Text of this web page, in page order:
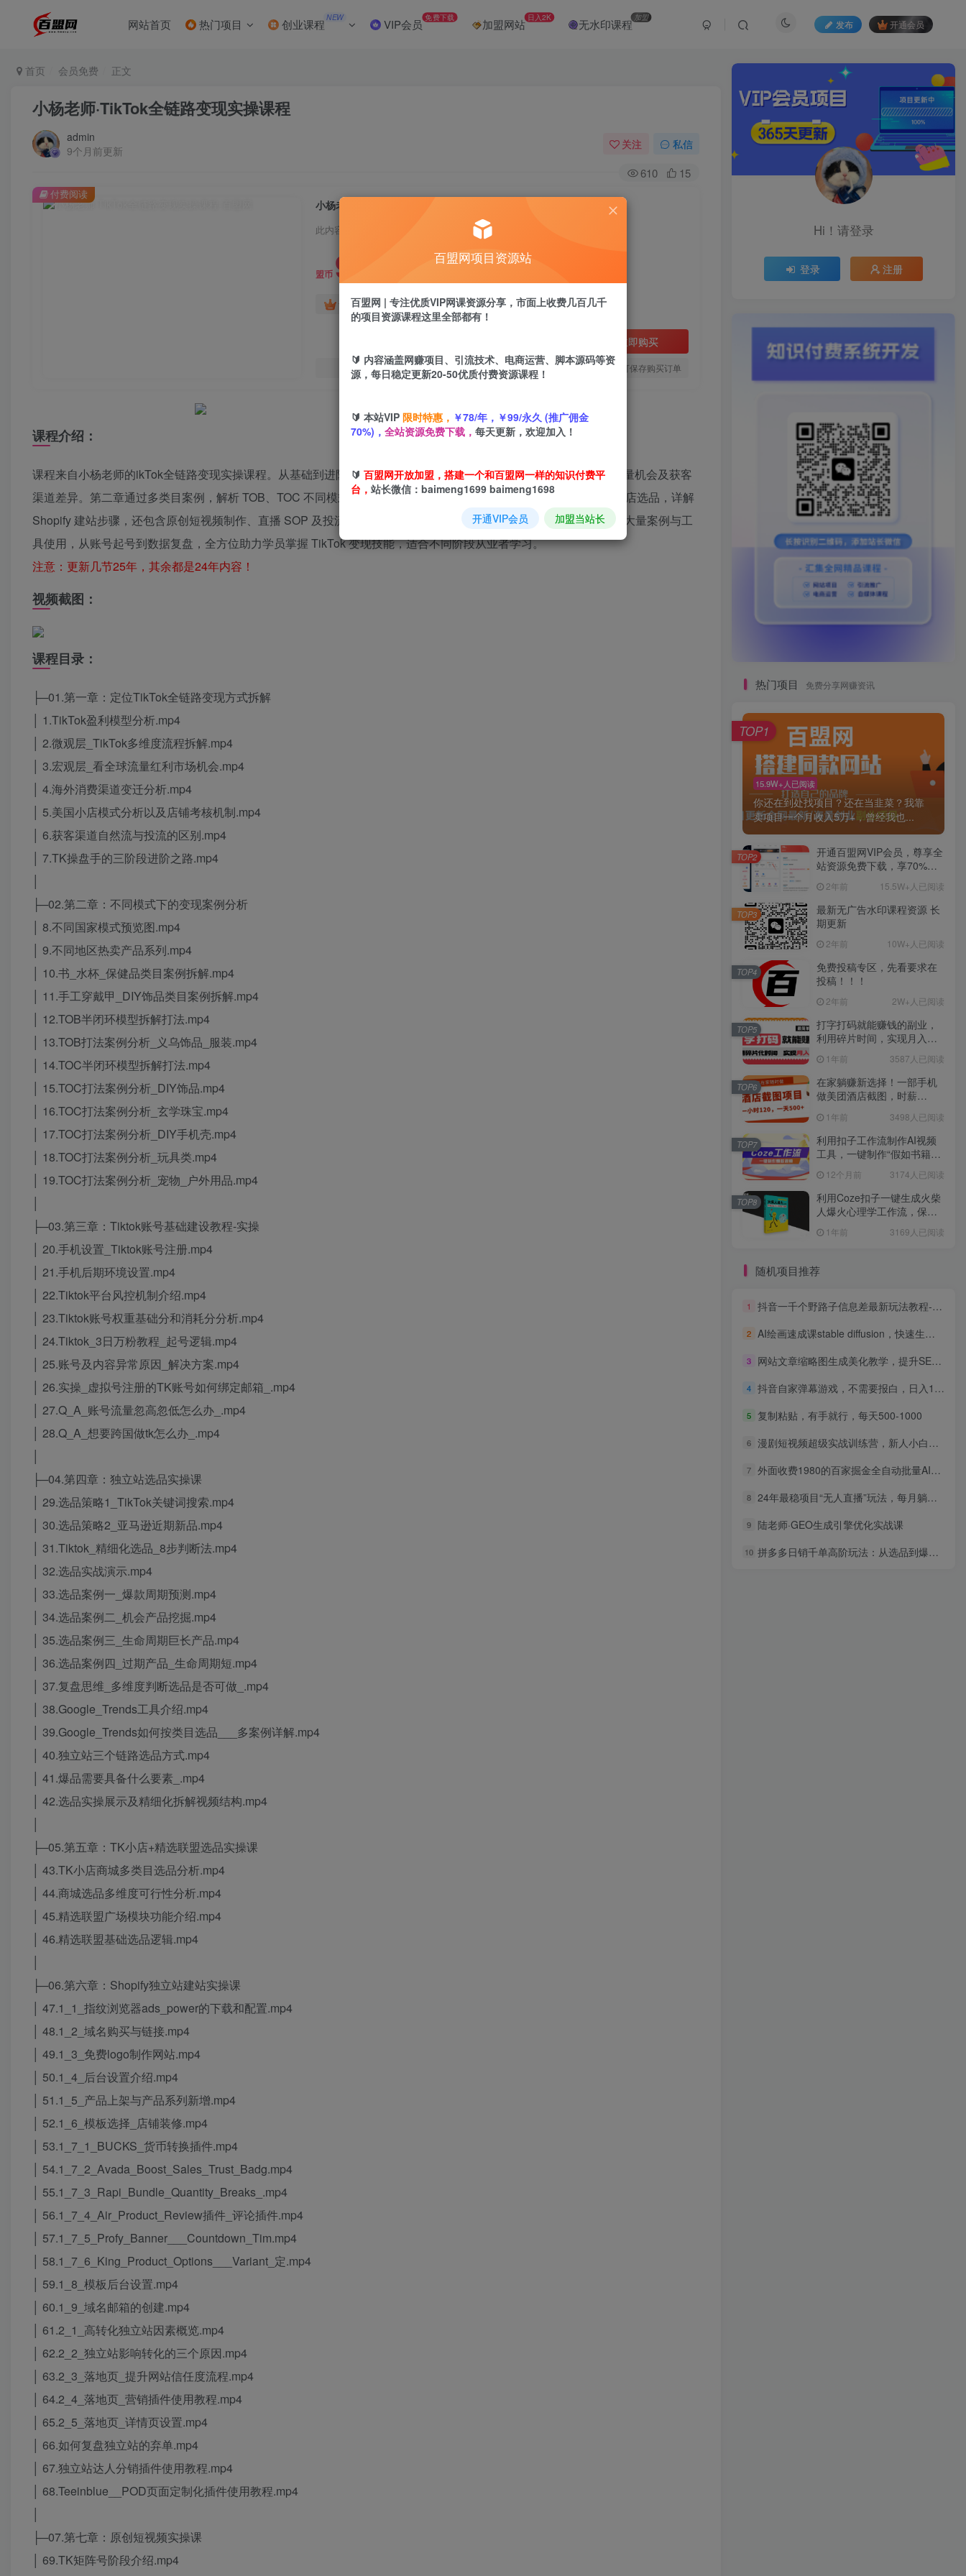
网站首页 热门项目 创业课程 NEW VIP会员 免费下载 加盟网站 日入2K 无水印课程 加盟
发布 开通会员
首页 会员免费 正文
小杨老师·TikTok全链路变现实操课程
admin
9个月前更新
关注 私信
610 15
小杨老师·TikTok全链路变现实操课程
此内容为付费阅读，请付费后查看
盟币 9.9
黄金会员免费 超级会员免费
立即购买
您当前未登录！建议登陆后购买，可保存购买订单
付费阅读
课程介绍：
课程来自小杨老师的ikTok全链路变现实操课程。从基础到进阶覆盖全面。首章拆解变现方式与盈利模型，分析全球流量机会及获客
渠道差异。第二章通过多类目案例，解析 TOB、TOC 不同模式打法。后续章节聚焦实操，涵盖账号搭建、独立站与小店选品，详解
Shopify 建站步骤，还包含原创短视频制作、直播 SOP 及投流实操，另有 DIY 产品专题与多平台建站教程。课程结合大量案例与工
具使用，从账号起号到数据复盘，全方位助力学员掌握 TikTok 变现技能，适合不同阶段从业者学习。
注意：更新几节25年，其余都是24年内容！
视频截图：
课程目录：
├─01.第一章：定位TikTok全链路变现方式拆解
│ 1.TikTok盈利模型分析.mp4
│ 2.微观层_TikTok多维度流程拆解.mp4
│ 3.宏观层_看全球流量红利市场机会.mp4
│ 4.海外消费渠道变迁分析.mp4
│ 5.美国小店模式分析以及店铺考核机制.mp4
│ 6.获客渠道自然流与投流的区别.mp4
│ 7.TK操盘手的三阶段进阶之路.mp4
├─02.第二章：不同模式下的变现案例分析
│ 8.不同国家模式预览图.mp4
│ 9.不同地区热卖产品系列.mp4
│ 10.书_水杯_保健品类目案例拆解.mp4
│ 11.手工穿戴甲_DIY饰品类目案例拆解.mp4
│ 12.TOB半闭环模型拆解打法.mp4
│ 13.TOB打法案例分析_义乌饰品_服装.mp4
│ 14.TOC半闭环模型拆解打法.mp4
│ 15.TOC打法案例分析_DIY饰品.mp4
│ 16.TOC打法案例分析_玄学珠宝.mp4
│ 17.TOC打法案例分析_DIY手机壳.mp4
│ 18.TOC打法案例分析_玩具类.mp4
│ 19.TOC打法案例分析_宠物_户外用品.mp4
├─03.第三章：Tiktok账号基础建设教程-实操
│ 20.手机设置_Tiktok账号注册.mp4
│ 21.手机后期环境设置.mp4
│ 22.Tiktok平台风控机制介绍.mp4
│ 23.Tiktok账号权重基础分和消耗分分析.mp4
│ 24.Tiktok_3日万粉教程_起号逻辑.mp4
│ 25.账号及内容异常原因_解决方案.mp4
│ 26.实操_虚拟号注册的TK账号如何绑定邮箱_.mp4
│ 27.Q_A_账号流量忽高忽低怎么办_.mp4
│ 28.Q_A_想要跨国做tk怎么办_.mp4
├─04.第四章：独立站选品实操课
│ 29.选品策略1_TikTok关键词搜索.mp4
│ 30.选品策略2_亚马逊近期新品.mp4
│ 31.Tiktok_精细化选品_8步判断法.mp4
│ 32.选品实战演示.mp4
│ 33.选品案例一_爆款周期预测.mp4
│ 34.选品案例二_机会产品挖掘.mp4
│ 35.选品案例三_生命周期巨长产品.mp4
│ 36.选品案例四_过期产品_生命周期短.mp4
│ 37.复盘思维_多维度判断选品是否可做_.mp4
│ 38.Google_Trends工具介绍.mp4
│ 39.Google_Trends如何按类目选品___多案例详解.mp4
│ 40.独立站三个链路选品方式.mp4
│ 41.爆品需要具备什么要素_.mp4
│ 42.选品实操展示及精细化拆解视频结构.mp4
├─05.第五章：TK小店+精选联盟选品实操课
│ 43.TK小店商城多类目选品分析.mp4
│ 44.商城选品多维度可行性分析.mp4
│ 45.精选联盟广场模块功能介绍.mp4
│ 46.精选联盟基础选品逻辑.mp4
├─06.第六章：Shopify独立站建站实操课
│ 47.1_1_指纹浏览器ads_power的下载和配置.mp4
│ 48.1_2_域名购买与链接.mp4
│ 49.1_3_免费logo制作网站.mp4
│ 50.1_4_后台设置介绍.mp4
│ 51.1_5_产品上架与产品系列新增.mp4
│ 52.1_6_模板选择_店铺装修.mp4
│ 53.1_7_1_BUCKS_货币转换插件.mp4
│ 54.1_7_2_Avada_Boost_Sales_Trust_Badg.mp4
│ 55.1_7_3_Rapi_Bundle_Quantity_Breaks_.mp4
│ 56.1_7_4_Air_Product_Review插件_评论插件.mp4
│ 57.1_7_5_Profy_Banner___Countdown_Tim.mp4
│ 58.1_7_6_King_Product_Options___Variant_定.mp4
│ 59.1_8_模板后台设置.mp4
│ 60.1_9_域名邮箱的创建.mp4
│ 61.2_1_高转化独立站因素概览.mp4
│ 62.2_2_独立站影响转化的三个原因.mp4
│ 63.2_3_落地页_提升网站信任度流程.mp4
│ 64.2_4_落地页_营销插件使用教程.mp4
│ 65.2_5_落地页_详情页设置.mp4
│ 66.如何复盘独立站的弃单.mp4
│ 67.独立站达人分销插件使用教程.mp4
│ 68.Teeinblue__POD页面定制化插件使用教程.mp4
├─07.第七章：原创短视频实操课
│ 69.TK矩阵号阶段介绍.mp4
Hi！请登录
登录 注册
热门项目 免费分享网赚资讯
15.9W+人已阅读
你还在到处找项目？还在当韭菜？我靠
卖项目一个月收入5万+，曾经我也...
TOP1
开通百盟网VIP会员，尊享全
站资源免费下载，享70%的
惠】2年前 15.5W+人已阅读
TOP2
最新无广告水印课程资源 长
期更新
2年前 10W+人已阅读
TOP3
免费投稿专区，先看要求在
投稿！！！
2年前 2W+人已阅读
TOP4
打字打码就能赚钱的副业，
利用碎片时间，实现月入过
1年前 3587人已阅读
TOP5
在家躺赚新选择！一部手机
做美团酒店截图，时薪
1年前 3498人已阅读
TOP6
利用扣子工作流制作AI视频
工具，一键制作“假如书籍会
12个月前 3174人已阅读
TOP7
利用Coze扣子一键生成火柴
人爆火心理学工作流，保姆
1年前 3169人已阅读
TOP8
随机项目推荐
1 抖音一千个野路子信息差最新玩法教程-变现＋引流的玩法具体拆解
2 AI绘画速成课stable diffusion，快速生成高品质设计图稿、B端设计3D图标
3 网站文章缩略图生成美化教学，提升SEO优化（教程+程序）
4 抖音自家弹幕游戏，不需要报白，日入1000+
5 复制粘贴，有手就行，每天500-1000
6 漫剧短视频超级实战训练营，新人小白到漫剧制作大师
7 外面收费1980的百家掘金全自动批量AI改写文章发布软件，号称日入800+【永久脚本+使用教程】
8 24年最稳项目“无人直播”玩法，每月躺赚6000+，有手就会，新手福音
9 陆老师·GEO生成引擎优化实战课
10 拼多多日销千单高阶玩法：从选品到爆款打造的完整运营链路(8月更新
百盟网项目资源站
百盟网 | 专注优质VIP网课资源分享，市面上收费几百几千
的项目资源课程这里全部都有！
🔰 内容涵盖网赚项目、引流技术、电商运营、脚本源码等资
源，每日稳定更新20-50优质付费资源课程！
🔰 本站VIP 限时特惠， ￥78/年，￥99/永久 (推广佣金
70%)， 全站资源免费下载， 每天更新，欢迎加入！
🔰 百盟网开放加盟，搭建一个和百盟网一样的知识付费平
台， 站长微信：baimeng1699 baimeng1698
开通VIP会员 加盟当站长